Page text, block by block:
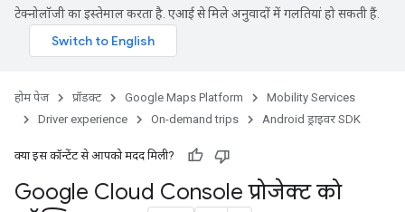
टेक्नोलॉजी का इस्तेमाल करता है. एआई से मिले अनुवादों में गलतियां हो सकती हैं.
होम पेज प्रॉडक्ट Google Maps Platform
Mobility Services
Driver experience
On-demand trips Android ड्राइवर SDK
क्या इस कॉन्टेंट से आपको मदद मिली?
Google Cloud Console प्रोजेक्ट को